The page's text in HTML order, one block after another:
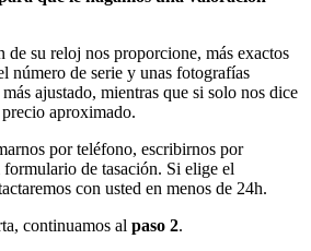
de su reloj nos proporcione, más exactos
número de serie y unas fotografías
ajustado, mientras que si solo nos dice
aproximado.
por teléfono, escribirnos por
de tasación. Si elige el
con usted en menos de 24h.
continuamos al paso 2.